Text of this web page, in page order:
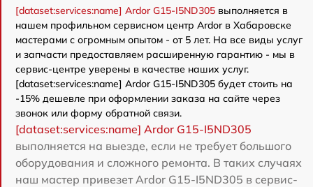
[dataset:services:name] Ardor G15-I5ND305 выполняется в
нашем профильном сервисном центр Ardor в Хабаровске
мастерами с огромным опытом - от 5 лет. На все виды услуг
и запчасти предоставляем расширенную гарантию - мы в
сервис-центре уверены в качестве наших услуг.
[dataset:services:name] Ardor G15-I5ND305 будет стоить на
-15% дешевле при оформлении заказа на сайте через
звонок или форму обратной связи.
[dataset:services:name] Ardor G15-I5ND305
выполняется на выезде, если не требует большого
оборудования и сложного ремонта. В таких случаях
наш мастер привезет Ardor G15-I5ND305 в сервис-